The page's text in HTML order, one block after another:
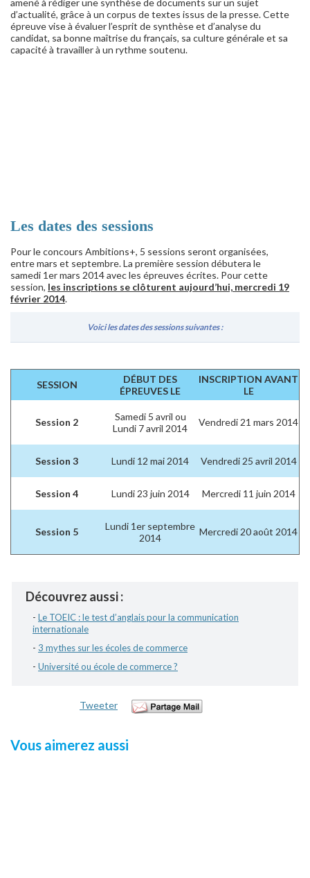
amené à rédiger une synthèse de documents sur un sujet
d’actualité, grâce à un corpus de textes issus de la presse. Cette
épreuve vise à évaluer l’esprit de synthèse et d’analyse du
candidat, sa bonne maîtrise du français, sa culture générale et sa
capacité à travailler à un rythme soutenu.
Les dates des sessions
Pour le concours Ambitions+, 5 sessions seront organisées,
entre mars et septembre. La première session débutera le
samedi 1er mars 2014 avec les épreuves écrites. Pour cette
session, les inscriptions se clôturent aujourd’hui, mercredi 19
février 2014.
Voici les dates des sessions suivantes :
SESSION
DÉBUT DES
ÉPREUVES LE
INSCRIPTION AVANT
LE
Session 2
Samedi 5 avril ou
Lundi 7 avril 2014
Vendredi 21 mars 2014
Session 3 Lundi 12 mai 2014 Vendredi 25 avril 2014
Session 4 Lundi 23 juin 2014 Mercredi 11 juin 2014
Session 5
Lundi 1er septembre
2014
Mercredi 20 août 2014
Découvrez aussi :
- Le TOEIC : le test d’anglais pour la communication
internationale
- 3 mythes sur les écoles de commerce
- Université ou école de commerce ?
Tweeter
Vous aimerez aussi